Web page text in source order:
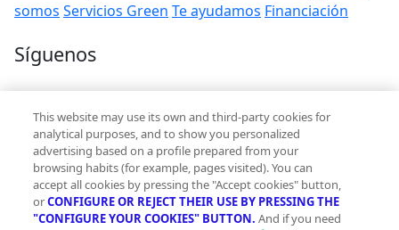
somos Servicios Green Te ayudamos Financiación
Síguenos
Contacto
hola@vivegreen.com
This website may use its own and third-party cookies for
analytical purposes, and to show you personalized
advertising based on a profile prepared from your
browsing habits (for example, pages visited). You can
accept all cookies by pressing the "Accept cookies" button,
orCONFIGURE OR REJECT THEIR USE BY PRESSING THE
"CONFIGURE YOUR COOKIES" BUTTON. And if you need